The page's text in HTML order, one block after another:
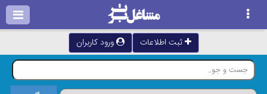
ثبت اطلاعات ورود کاربران